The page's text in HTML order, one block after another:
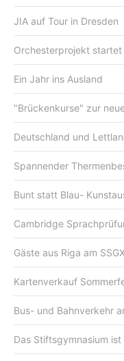
JIA auf Tour in Dresden
Orchesterprojekt
Ein Jahr ins Ausland
"Brückenkurse" zur
Deutschland und
Spannender
Bunt statt Blau-
Cambridge
Gäste aus Riga am SSGX
Kartenverkauf
Bus- und Bahnverkehr
Das Stiftsgymnasium